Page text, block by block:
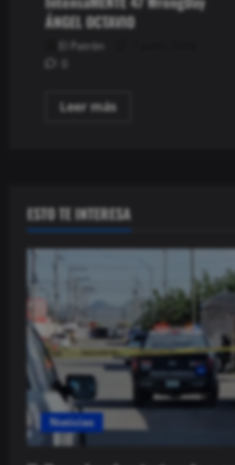
Lograr
sueños,
ÁNGEL OCTAVIO
El Patrón
Leer másRead
ESTO TE INTERESA
Noticias